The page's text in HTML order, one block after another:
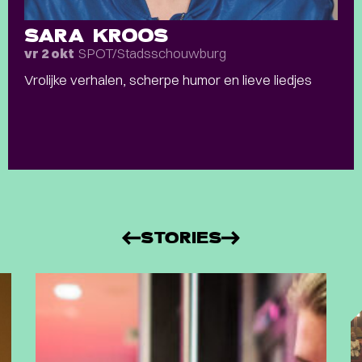
SARA KROOS
vr 2 okt SPOT/Stadsschouwburg
Vrolijke verhalen, scherpe humor en lieve liedjes
STORIES